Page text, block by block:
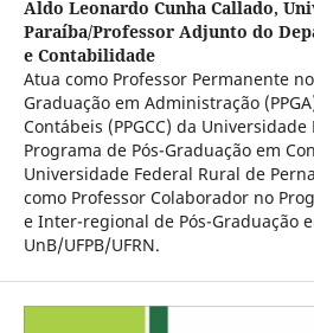
Aldo Leonardo Cunha Callado,
Paraíba/Professor Adjunto do
e Contabilidade
Atua como Professor Permanente
Graduação em Administração
Contábeis (PPGCC) da
Programa de Pós-Graduação em
Universidade Federal Rural de
como Professor Colaborador no
e Inter-regional de Pós-Graduação
UnB/UFPB/UFRN.